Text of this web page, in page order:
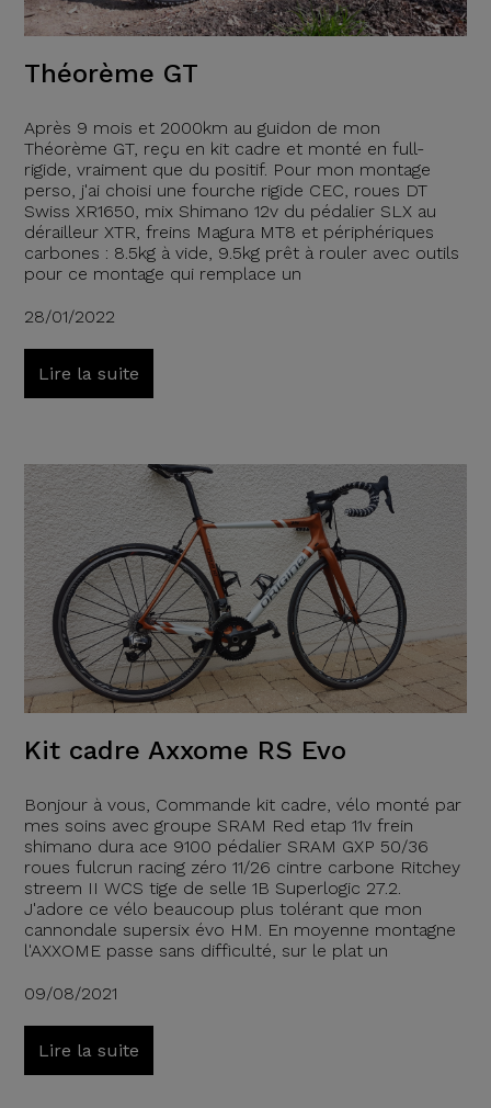
Théorème GT
Après 9 mois et 2000km au guidon de mon
Théorème GT, reçu en kit cadre et monté en full-
rigide, vraiment que du positif. Pour mon montage
perso, j'ai choisi une fourche rigide CEC, roues DT
Swiss XR1650, mix Shimano 12v du pédalier SLX au
dérailleur XTR, freins Magura MT8 et périphériques
carbones : 8.5kg à vide, 9.5kg prêt à rouler avec outils
pour ce montage qui remplace un
28/01/2022
Lire la suite
Kit cadre Axxome RS Evo
Bonjour à vous, Commande kit cadre, vélo monté par
mes soins avec groupe SRAM Red etap 11v frein
shimano dura ace 9100 pédalier SRAM GXP 50/36
roues fulcrun racing zéro 11/26 cintre carbone Ritchey
streem II WCS tige de selle 1B Superlogic 27.2.
J'adore ce vélo beaucoup plus tolérant que mon
cannondale supersix évo HM. En moyenne montagne
l'AXXOME passe sans difficulté, sur le plat un
09/08/2021
Lire la suite